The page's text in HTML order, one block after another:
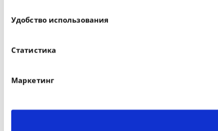
Удобство использования
Статистика
Маркетинг